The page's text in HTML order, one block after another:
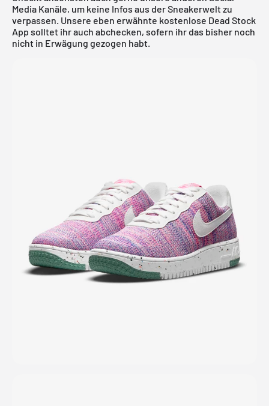
Media Kanäle, um keine Infos aus der Sneakerwelt zu
verpassen. Unsere eben erwähnte kostenlose Dead Stock
App solltet ihr auch abchecken, sofern ihr das bisher noch
nicht in Erwägung gezogen habt.